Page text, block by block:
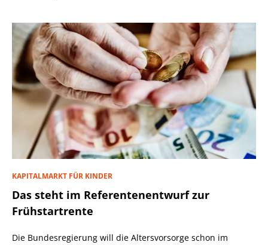
KAPITALMARKT FÜR KINDER
Das steht im Referentenentwurf zur
Frühstartrente
Die Bundesregierung will die Altersvorsorge schon im